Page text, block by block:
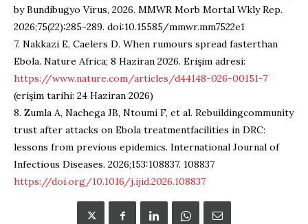
by Bundibugyo Virus, 2026. MMWR Morb Mortal Wkly Rep.
2026;75(22):285-289. doi:10.15585/mmwr.mm7522e1
7. Nakkazi E, Caelers D. When rumours spread fasterthan
Ebola. Nature Africa; 8 Haziran 2026. Erişim adresi:
https://www.nature.com/articles/d44148-026-00151-7
(erişim tarihi: 24 Haziran 2026)
8. Zumla A, Nachega JB, Ntoumi F, et al. Rebuildingcommunity
trust after attacks on Ebola treatmentfacilities in DRC:
lessons from previous epidemics. International Journal of
Infectious Diseases. 2026;153:108837. 108837
https://doi.org/10.1016/j.ijid.2026.108837